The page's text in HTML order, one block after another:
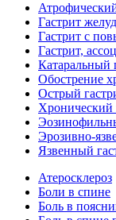
Гастрит
Гастрит с
Гастрит,
Катаральный
Обострение
Острый
Хронический
Эрозивно-
Язвенный
Атеросклероз
Боли в спине
Боль в